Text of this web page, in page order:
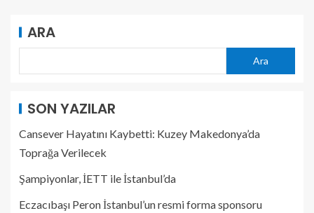
ARA
Ara
SON YAZILAR
Cansever Hayatını Kaybetti: Kuzey Makedonya’da
Toprağa Verilecek
Şampiyonlar, İETT ile İstanbul’da
Eczacıbaşı Peron İstanbul’un resmi forma sponsoru